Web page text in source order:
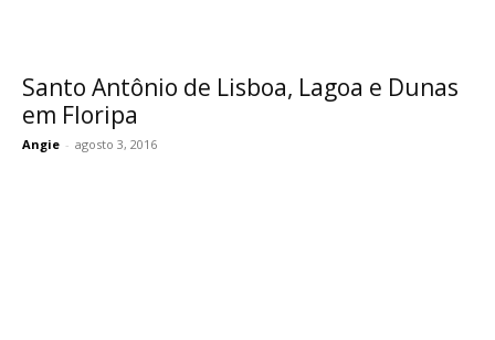
Santo Antônio de Lisboa, Lagoa e Dunas
em Floripa
Angie - agosto 3, 2016